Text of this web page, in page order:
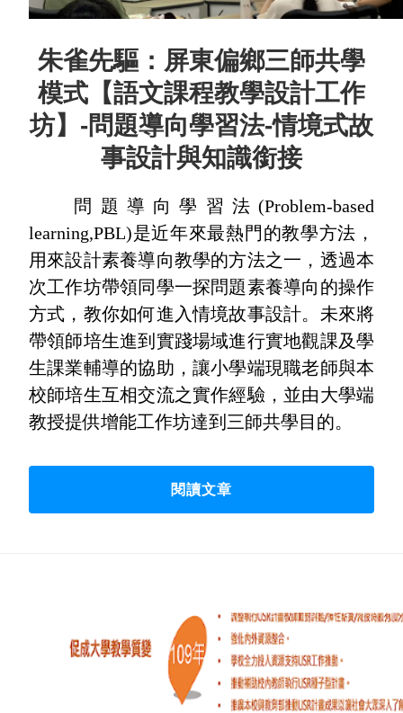
朱雀先驅：屏東偏鄉三師共學
模式【語文課程教學設計工作
坊】-問題導向學習法-情境式故
事設計與知識銜接
問題導向學習法(Problem-based
learning,PBL)是近年來最熱門的教學方法，
用來設計素養導向教學的方法之一，透過本
次工作坊帶領同學一探問題素養導向的操作
方式，教你如何進入情境故事設計。未來將
帶領師培生進到實踐場域進行實地觀課及學
生課業輔導的協助，讓小學端現職老師與本
校師培生互相交流之實作經驗，並由大學端
教授提供增能工作坊達到三師共學目的。
閱讀文章